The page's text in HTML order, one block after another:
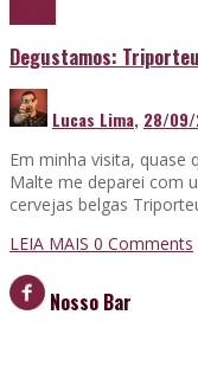
Degustamos:
Lucas Lima, 28/09/
Em minha visita, quase
Malte me deparei com
cervejas belgas
LEIA MAIS 0 Comments
Nosso Bar